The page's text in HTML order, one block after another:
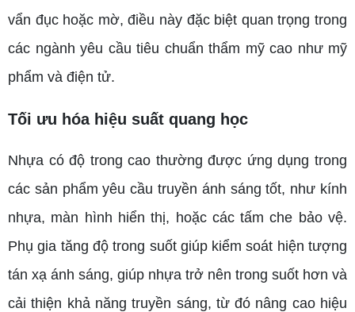
vẩn đục hoặc mờ, điều này đặc biệt quan trọng trong
các ngành yêu cầu tiêu chuẩn thẩm mỹ cao như mỹ
phẩm và điện tử.
Tối ưu hóa hiệu suất quang học
Nhựa có độ trong cao thường được ứng dụng trong
các sản phẩm yêu cầu truyền ánh sáng tốt, như kính
nhựa, màn hình hiển thị, hoặc các tấm che bảo vệ.
Phụ gia tăng độ trong suốt giúp kiểm soát hiện tượng
tán xạ ánh sáng, giúp nhựa trở nên trong suốt hơn và
cải thiện khả năng truyền sáng, từ đó nâng cao hiệu